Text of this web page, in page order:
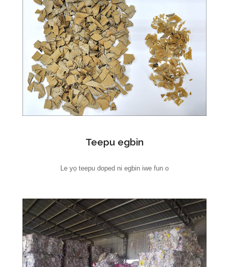
Teepu egbin
Le yọ teepu doped ni egbin iwe fun o